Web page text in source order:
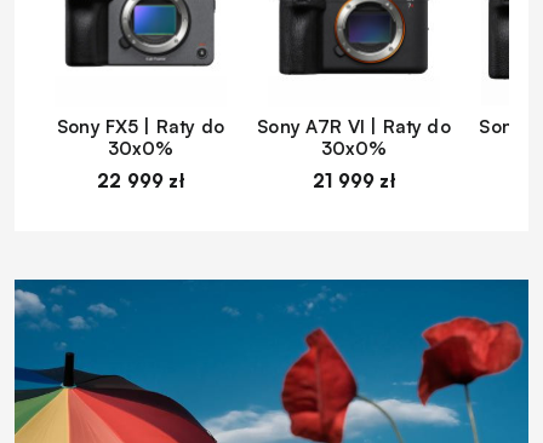
Sony FX5 | Raty do
30x0%
22 999 zł
Sony A7R VI | Raty do
30x0%
21 999 zł
Sony